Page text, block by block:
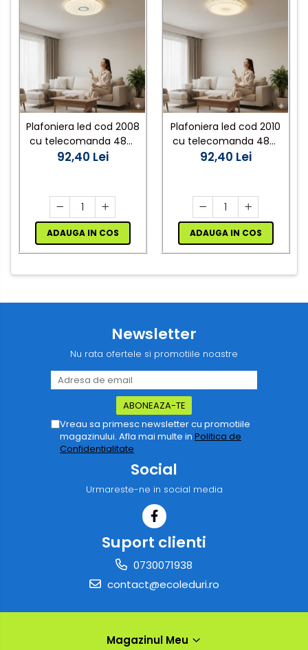
Plafoniera led cod 2008
cu telecomanda 48W
35cm dimabila 3
3000K/4500K/6500K
92,40 Lei
ADAUGA IN COS
Plafoniera led cod 2010
cu telecomanda 48W
35cm dimabila 3
3000K/4500K/6500K
92,40 Lei
ADAUGA IN COS
Newsletter
Nu rata ofertele si promotiile noastre
Vreau sa primesc newsletter cu promotiile
magazinului. Afla mai multe in Politica de
Confidentialitate
Social
Urmareste-ne in social media
Suport clienti
0730071938
contact@ecoleduri.ro
Magazinul Meu